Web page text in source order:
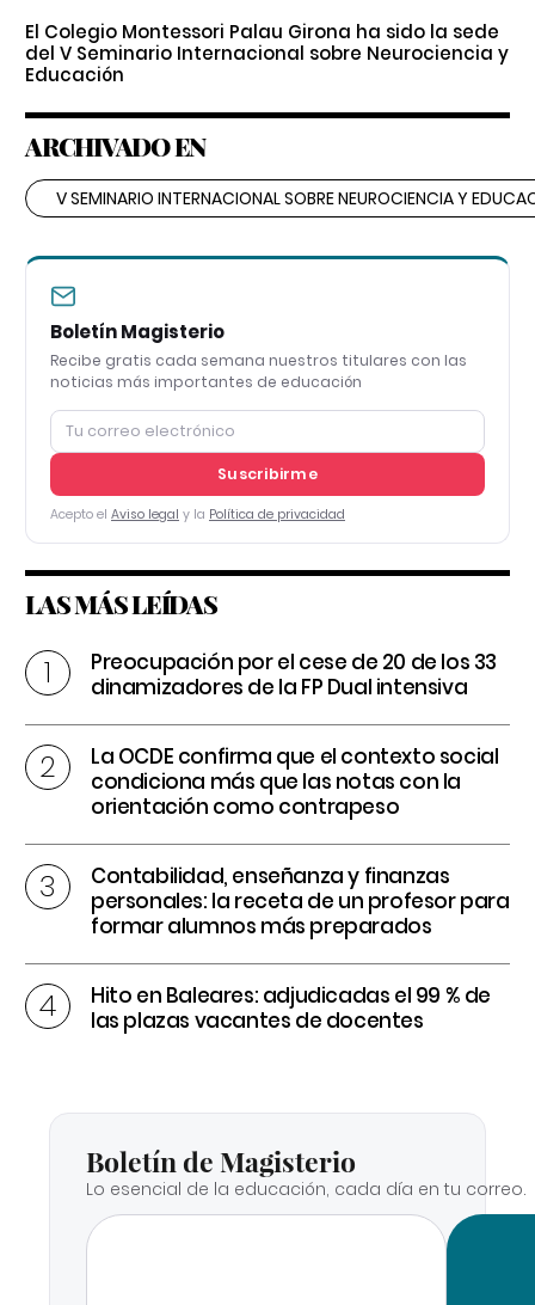
El Colegio Montessori Palau Girona ha sido la sede
del V Seminario Internacional sobre Neurociencia y
Educación
ARCHIVADO EN
V SEMINARIO INTERNACIONAL SOBRE NEUROCIENCIA Y
Boletín Magisterio
Recibe gratis cada semana nuestros titulares con las
noticias más importantes de educación
Suscribirme
Acepto el Aviso legal y la Política de privacidad
LAS MÁS LEÍDAS
Preocupación por el cese de 20 de los 33
dinamizadores de la FP Dual intensiva
La OCDE confirma que el contexto social
condiciona más que las notas con la
orientación como contrapeso
Contabilidad, enseñanza y finanzas
personales: la receta de un profesor para
formar alumnos más preparados
Hito en Baleares: adjudicadas el 99 % de
las plazas vacantes de docentes
Boletín de Magisterio
Lo esencial de la educación, cada día en tu correo.